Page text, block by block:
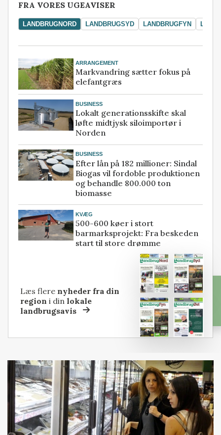
FRA VORES UGEAVISER
LANDBRUGNORD LANDBRUGSYD LANDBRUGFYN
ARRANGEMENT
Markvandring sætter fokus på
elefantgræs
BUSINESS
Lokalt generationsskifte skal
løfte midtjysk siloimportør i
Norden
BUSINESS
Efter lån på 182 millioner: Sindal
Biogas vil fordoble produktionen
og behandle 800.000 ton
biomasse
KVÆG
500-600 køer i stort
barmarksprojekt: Fra beskeden
start til store drømme
Læs flere nyheder fra din
region i dinlokale
landbrugsavis